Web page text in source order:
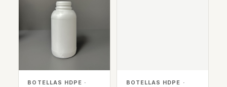
BOTELLAS HDPE ·
BOTELLAS HDPE ·